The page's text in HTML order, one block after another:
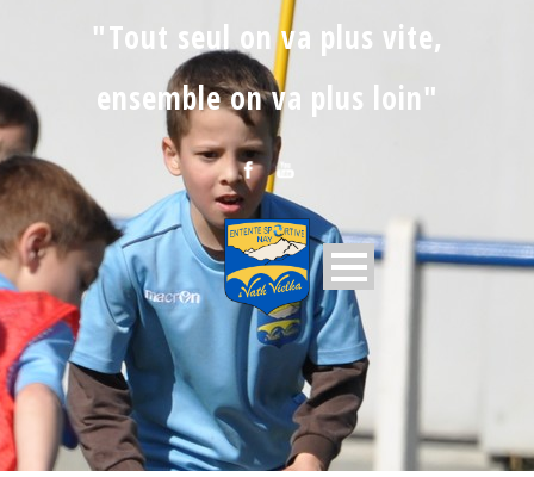
"Tout seul on va plus vite,
ensemble on va plus loin"